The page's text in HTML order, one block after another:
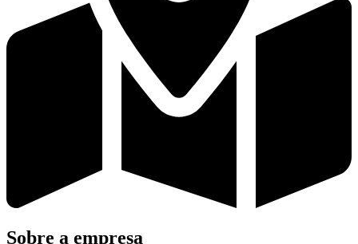
Sobre a empresa